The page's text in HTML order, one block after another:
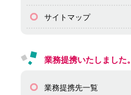
サイトマップ
業務提携いたしました。
業務提携先一覧